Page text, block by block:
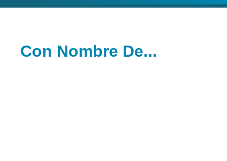
Con Nombre De...